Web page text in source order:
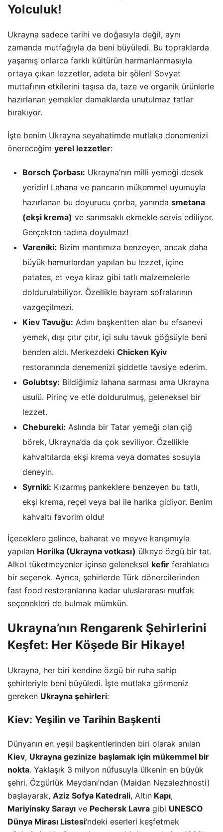
Yolculuk!
Ukrayna sadece tarihi ve doğasıyla değil, aynı
zamanda mutfağıyla da beni büyüledi. Bu topraklarda
yaşamış onlarca farklı kültürün harmanlanmasıyla
ortaya çıkan lezzetler, adeta bir şölen! Sovyet
muttafının etkilerini taşısa da, taze ve organik ürünlerle
hazırlanan yemekler damaklarda unutulmaz tatlar
bırakıyor.
İşte benim Ukrayna seyahatimde mutlaka denemenizi
önereceğim yerel lezzetler:
Borsch Çorbası: Ukrayna’nın milli yemeği desek
yeridir! Lahana ve pancarın mükemmel uyumuyla
hazırlanan bu doyurucu çorba, yanında smetana
(ekşi krema) ve sarımsaklı ekmekle servis ediliyor.
Gerçekten tadına doyulmaz!
Vareniki: Bizim mantımıza benzeyen, ancak daha
büyük hamurlardan yapılan bu lezzet, içine
patates, et veya kiraz gibi tatlı malzemelerle
doldurulabiliyor. Özellikle bayram sofralarının
vazgeçilmezi.
Kiev Tavuğu: Adını başkentten alan bu efsanevi
yemek, dışı çıtır çıtır, içi sulu tavuk göğsüyle beni
benden aldı. Merkezdeki Chicken Kyiv
restoranında denemenizi şiddetle tavsiye ederim.
Golubtsy: Bildiğimiz lahana sarması ama Ukrayna
usulü. Pirinç ve etle doldurulmuş, geleneksel bir
lezzet.
Chebureki: Aslında bir Tatar yemeği olan çiğ
börek, Ukrayna’da da çok seviliyor. Özellikle
kahvaltılarda ekşi krema veya domates sosuyla
deneyin.
Syrniki: Kızarmış pankeklere benzeyen bu tatlı,
ekşi krema, reçel veya bal ile harika gidiyor. Benim
kahvaltı favorim oldu!
İçeceklere gelince, baharat ve meyve karışımıyla
yapılan Horilka (Ukrayna votkası) ülkeye özgü bir tat.
Alkol tüketmeyenler içinse geleneksel kefir ferahlatıcı
bir seçenek. Ayrıca, şehirlerde Türk dönercilerinden
fast food restoranlarına kadar uluslararası mutfak
seçenekleri de bulmak mümkün.
Ukrayna’nın Rengarenk Şehirlerini
Keşfet: Her Köşede Bir Hikaye!
Ukrayna, her biri kendine özgü bir ruha sahip
şehirleriyle beni büyüledi. İşte mutlaka görmeniz
gereken Ukrayna şehirleri:
Kiev: Yeşilin ve Tarihin Başkenti
Dünyanın en yeşil başkentlerinden biri olarak anılan
Kiev, Ukrayna gezinize başlamak için mükemmel bir
nokta. Yaklaşık 3 milyon nüfusuyla ülkenin en büyük
şehri. Özgürlük Meydanı’ndan (Maidan Nezalezhnosti)
başlayarak, Aziz Sofya Katedrali, Altın Kapı,
Mariyinsky Sarayı ve Pechersk Lavra gibi UNESCO
Dünya Mirası Listesi‘ndeki eserleri keşfetmek